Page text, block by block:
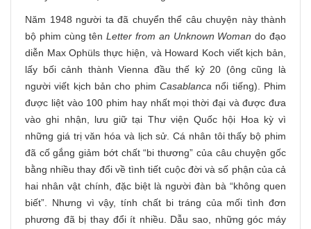
Năm 1948 người ta đã chuyển thể câu chuyện này thành
bộ phim cùng tênLetter from an Unknown Womando đạo
diễn Max Ophüls thực hiện, và Howard Koch viết kịch bản,
lấy bối cảnh thành Vienna đầu thế kỷ 20 (ông cũng là
người viết kịch bản cho phim Casablanca nổi tiếng). Phim
được liệt vào 100 phim hay nhất mọi thời đại và được đưa
vào ghi nhận, lưu giữ tại Thư viện Quốc hội Hoa kỳ vì
những giá trị văn hóa và lịch sử. Cá nhân tôi thấy bộ phim
đã cố gắng giảm bớt chất “bi thương” của câu chuyện gốc
bằng nhiều thay đổi về tình tiết cuộc đời và số phận của cả
hai nhân vật chính, đặc biệt là người đàn bà “không quen
biết”. Nhưng vì vậy, tính chất bi tráng của mối tình đơn
phương đã bị thay đổi ít nhiều. Dẫu sao, những góc máy